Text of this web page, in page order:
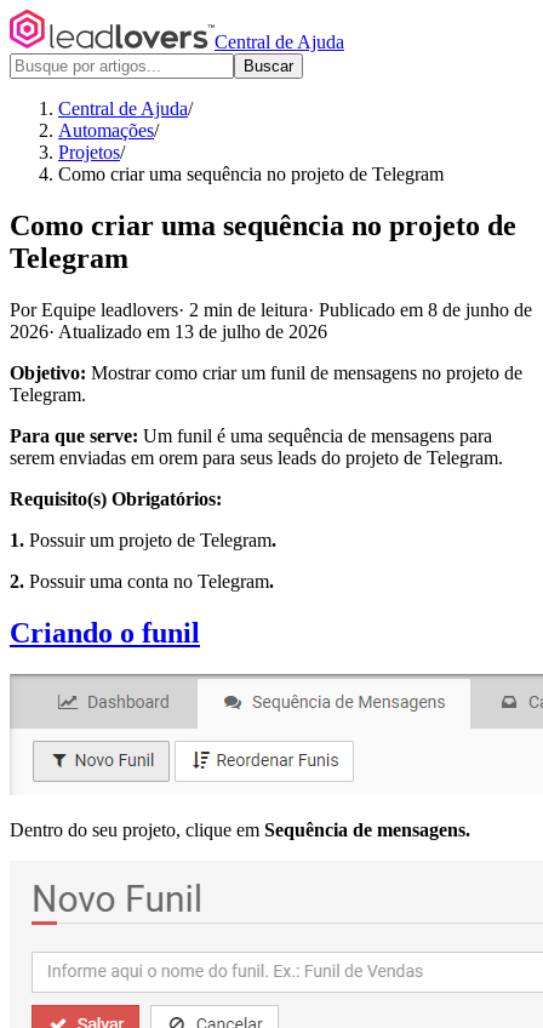
Central de Ajuda
Buscar
Central de Ajuda/
Automações/
Projetos/
Como criar uma sequência no projeto de Telegram
Como criar uma sequência no projeto de
Telegram
Por Equipe leadlovers· 2 min de leitura· Publicado em 8 de junho de
2026· Atualizado em 13 de julho de 2026
Objetivo: Mostrar como criar um funil de mensagens no projeto de
Telegram.
Para que serve: Um funil é uma sequência de mensagens para
serem enviadas em orem para seus leads do projeto de Telegram.
Requisito(s) Obrigatórios:
1. Possuir um projeto de Telegram.
2. Possuir uma conta no Telegram.
Criando o funil
Dentro do seu projeto, clique em Sequência de mensagens.